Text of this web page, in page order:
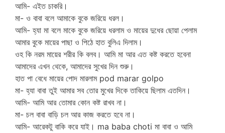
আমি- এইত চাকরি।
মা- ও বাবা বলে আমাকে বুকে জরিয়ে ধরল।
আমি- হ্যা মা বলে মাকে বুকে জরিয়ে ধরলাম ও মায়ের দুধের ছোয়া পেলাম
আমার বুকে মায়ের পাছা ও পিঠে হাত বুলিএ দিলাম।
ওহ কি নরম মায়ের শরীর কি বলব। আমি মা আর এত কষ্ট করতে হবেনা
আমাদের এখন থেকে, আমাদের সুখের দিন শুরু।
হাত পা বেধে মায়ের পোদ মারলাম pod marar golpo
মা- হ্যা বাবা তুই আমার সব তোর মুখের দিকে তাকিয়ে ছিলাম এতদিন।
আমি- আমি আর তোমার কোন কষ্ট রাখব না।
মা- চল বাবা বাড়ি চল আর কাজ করতে হবে না।
আমি- আরেকটু বাকি করে যাই। ma baba choti মা বাবা ও আমি